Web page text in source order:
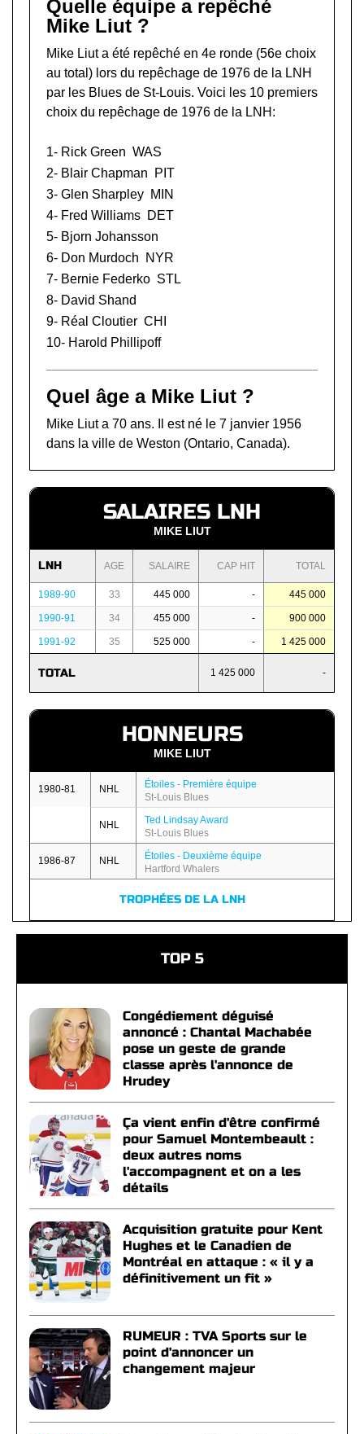
Quelle équipe a repêché
Mike Liut ?
Mike Liut a été repêché en 4e ronde (56e choix
au total) lors du repêchage de 1976 de la LNH
par les Blues de St-Louis. Voici les 10 premiers
choix du repêchage de 1976 de la LNH:
1- Rick Green WAS
2- Blair Chapman
PIT
3- Glen Sharpley MIN
4- Fred Williams DET
5- Bjorn Johansson
6- Don Murdoch
NYR
7- Bernie Federko STL
8- David Shand
9- Réal Cloutier CHI
10- Harold Phillipoff
Quel âge a Mike Liut ?
Mike Liut a 70 ans. Il est né le 7 janvier 1956
dans la ville de Weston (Ontario, Canada).
SALAIRES LNH
MIKE LIUT
LNH AGE SALAIRE CAP HIT TOTAL
1989-90 33 445 000 - 445 000
1990-91 34 455 000 - 900 000
1991-92 35 525 000 - 1 425 000
TOTAL 1 425 000 -
HONNEURS
MIKE LIUT
1980-81 NHL
Étoiles - Première équipe
St-Louis Blues
NHL
Ted Lindsay Award
St-Louis Blues
1986-87 NHL
Étoiles - Deuxième équipe
Hartford Whalers
TROPHÉES DE LA LNH
TOP 5
Congédiement déguisé
annoncé : Chantal Machabée
pose un geste de grande
classe après l'annonce de
Hrudey
Ça vient enfin d'être confirmé
pour Samuel Montembeault :
deux autres noms
l'accompagnent et on a les
détails
Acquisition gratuite pour Kent
Hughes et le Canadien de
Montréal en attaque : « il y a
définitivement un fit »
RUMEUR : TVA Sports sur le
point d'annoncer un
changement majeur